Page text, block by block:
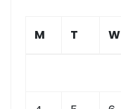
M
T W